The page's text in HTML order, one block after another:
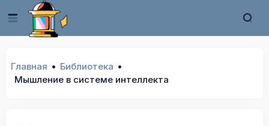
Главная
Библиотека
Мышление в системе интеллекта